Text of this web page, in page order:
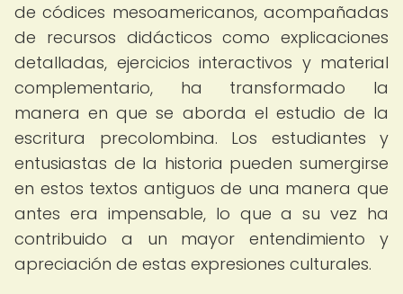
de códices mesoamericanos, acompañadas
de recursos didácticos como explicaciones
detalladas, ejercicios interactivos y material
complementario, ha transformado la
manera en que se aborda el estudio de la
escritura precolombina. Los estudiantes y
entusiastas de la historia pueden sumergirse
en estos textos antiguos de una manera que
antes era impensable, lo que a su vez ha
contribuido a un mayor entendimiento y
apreciación de estas expresiones culturales.